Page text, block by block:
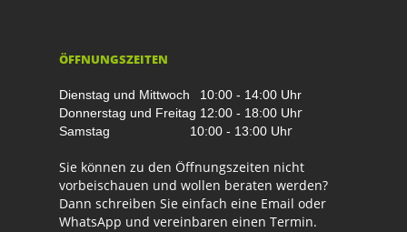
ÖFFNUNGSZEITEN
Dienstag und Mittwoch
10:00 - 14:00 Uhr
Donnerstag und Freitag 12:00 - 18:00 Uhr
Samstag 10:00 - 13:00 Uhr
Sie können zu den Öffnungszeiten nicht
vorbeischauen und wollen beraten werden?
Dann schreiben Sie einfach eine Email oder
WhatsApp und vereinbaren einen Termin.